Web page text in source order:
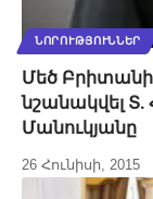
ՆՈՐՈՒԹՅՈՒՆՆԵՐ
Մեծ
նշանակվել
Մանուկյանը
26 Հունիսի, 2015